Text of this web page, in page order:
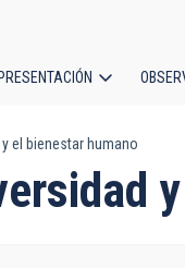
PRESENTACIÓN
el bienestar humano